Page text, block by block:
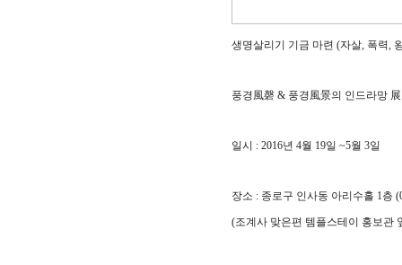
생명살리기 기금 마련 (자살, 폭력,
풍경風磬 & 풍경風景의 인드라망
일시 : 2016년 4월 19일 ~5월 3일
장소 : 종로구 인사동 아리수홀 1층
(조계사 맞은편 템플스테이 홍보관